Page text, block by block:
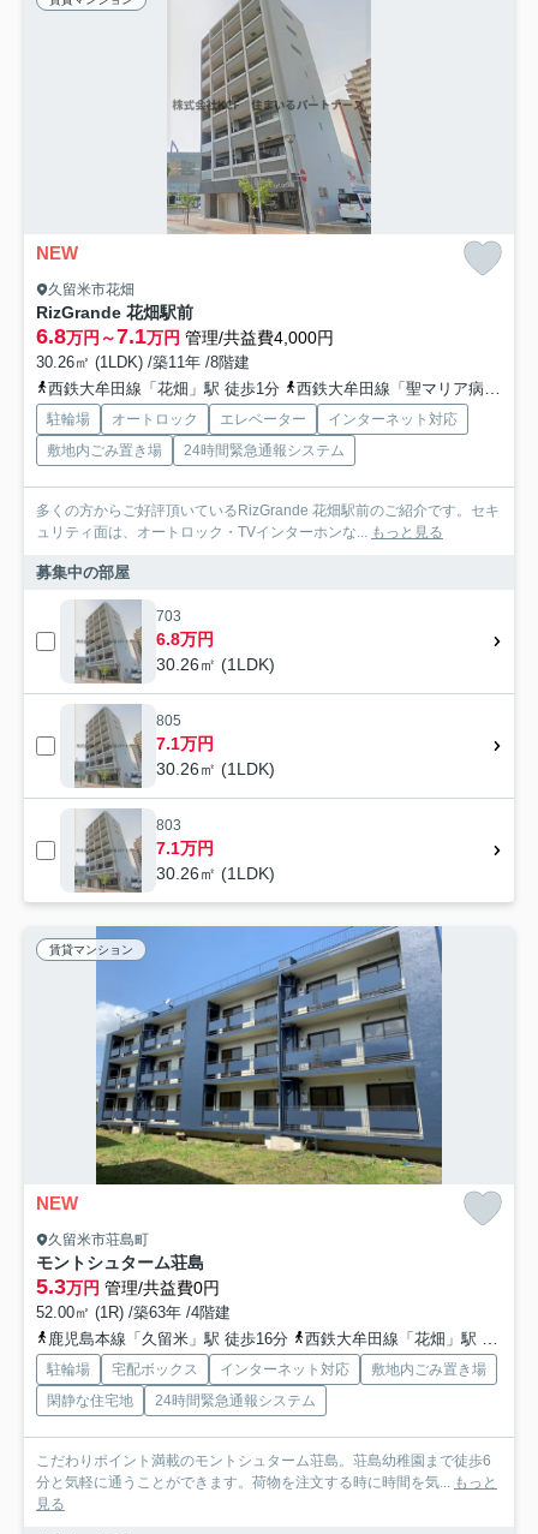
NEW
久留米市花畑
RizGrande 花畑駅前
6.8万円～7.1万円 管理/共益費4,000円
30.26㎡ (1LDK) /築11年 /8階建
西鉄大牟田線「花畑」駅 徒歩1分
西鉄大牟田線「聖マリア病院前」駅 徒歩10分
駐輪場 オートロック エレベーター
インターネット対応
敷地内ごみ置き場
24時間緊急通報システム
多くの方からご好評頂いているRizGrande 花畑駅前のご紹介です。セキ
ュリティ面は、オートロック・TVインターホンな... もっと見る
募集中の部屋
703
6.8万円
30.26㎡ (1LDK)
805
7.1万円
30.26㎡ (1LDK)
803
7.1万円
30.26㎡ (1LDK)
賃貸マンション
NEW
久留米市荘島町
モントシュターム荘島
5.3万円 管理/共益費0円
52.00㎡ (1R) /築63年 /4階建
鹿児島本線「久留米」駅 徒歩16分
西鉄大牟田線「花畑」駅 徒歩18分
駐輪場 宅配ボックス インターネット対応
敷地内ごみ置き場
閑静な住宅地
24時間緊急通報システム
こだわりポイント満載のモントシュターム荘島。荘島幼稚園まで徒歩6
分と気軽に通うことができます。荷物を注文する時に時間を気... もっと
見る